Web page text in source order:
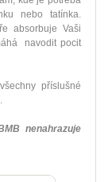
nebo tatínka.
absorbuje Vaši
navodit pocit
příslušné
nenahrazuje